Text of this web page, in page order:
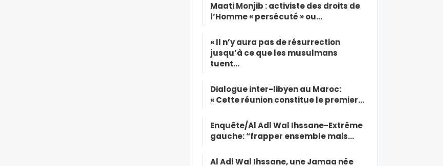
Maati Monjib : activiste des droits de
l’Homme « persécuté » ou…
« Il n’y aura pas de résurrection
jusqu’à ce que les musulmans
tuent…
Dialogue inter-libyen au Maroc:
« Cette réunion constitue le premier…
Enquête/Al Adl Wal Ihssane-Extrême
gauche: “frapper ensemble mais…
Al Adl Wal Ihssane, une Jamaa née